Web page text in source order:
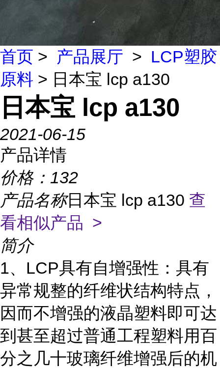
首页 > 产品展厅 > LCP塑胶
原料 > 日本宝 lcp a130
日本宝 lcp a130
2021-06-15
产品详情
价格： 132
产品名称日本宝 lcp a130 查
看相似产品 >
简介
1、LCP具有自增强性：具有
异常规整的纤维状结构特点，
因而不增强的液晶塑料即可达
到甚至超过普通工程塑料用百
分之几十玻璃纤维增强后的机